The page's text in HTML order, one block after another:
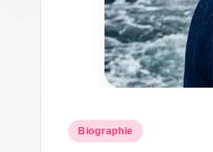
Posted
Biographie